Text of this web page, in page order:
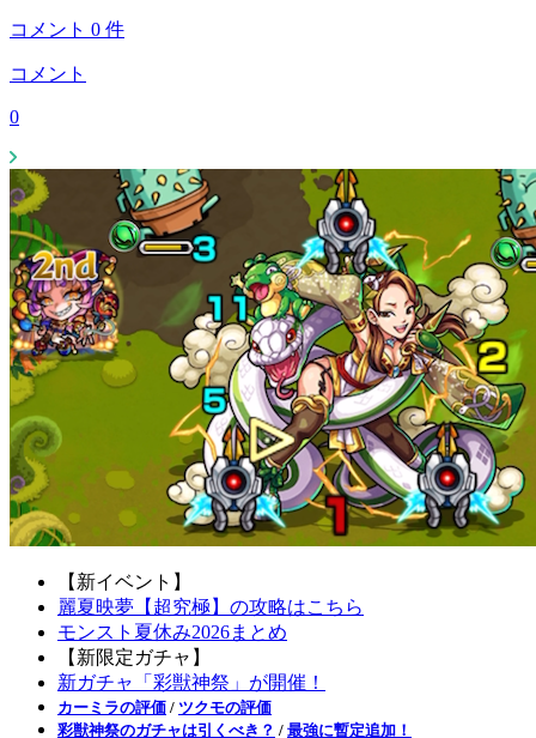
コメント 0 件
コメント
0
【新イベント】
麗夏映夢【超究極】の攻略はこちら
モンスト夏休み2026まとめ
【新限定ガチャ】
新ガチャ「彩獣神祭」が開催！
カーミラの評価 / ツクモの評価
彩獣神祭のガチャは引くべき？ / 最強に暫定追加！